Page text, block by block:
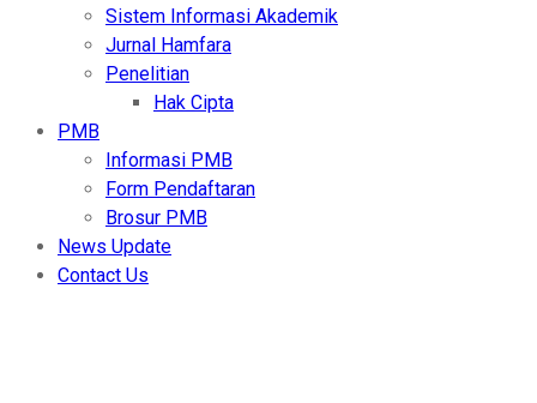
Sistem Informasi Akademik
Jurnal Hamfara
Penelitian
Hak Cipta
PMB
Informasi PMB
Form Pendaftaran
Brosur PMB
News Update
Contact Us